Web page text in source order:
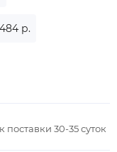
р.
поставки 30-35 суток